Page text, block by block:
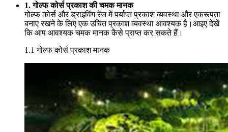
1. गोल्फ कोर्स प्रकाश की चमक मानक
गोल्फ कोर्स और ड्राइविंग रेंज में पर्याप्त प्रकाश व्यवस्था और एकरूपता
बनाए रखने के लिए एक उचित प्रकाश व्यवस्था आवश्यक है।आइए देखें
कि आप आवश्यक चमक मानक कैसे प्राप्त कर सकते हैं।
1.1 गोल्फ कोर्स प्रकाश मानक